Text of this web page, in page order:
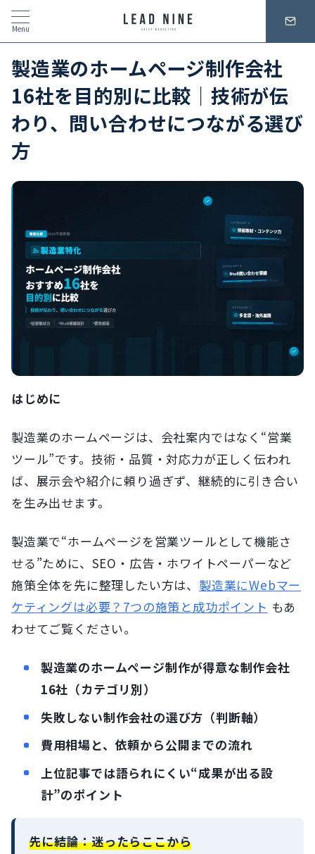
Menu
製造業のホームページ制作会社
16社を目的別に比較｜技術が伝
わり、問い合わせにつながる選び
方
はじめに
製造業のホームページは、会社案内ではなく“営業
ツール”です。技術・品質・対応力が正しく伝われ
ば、展示会や紹介に頼り過ぎず、継続的に引き合い
を生み出せます。
製造業で“ホームページを営業ツールとして機能さ
せる”ために、SEO・広告・ホワイトペーパーなど
施策全体を先に整理したい方は、 製造業にWebマー
ケティングは必要？7つの施策と成功ポイント もあ
わせてご覧ください。
製造業のホームページ制作が得意な制作会社
16社（カテゴリ別）
失敗しない制作会社の選び方（判断軸）
費用相場と、依頼から公開までの流れ
上位記事では語られにくい“成果が出る設
計”のポイント
先に結論：迷ったらここから